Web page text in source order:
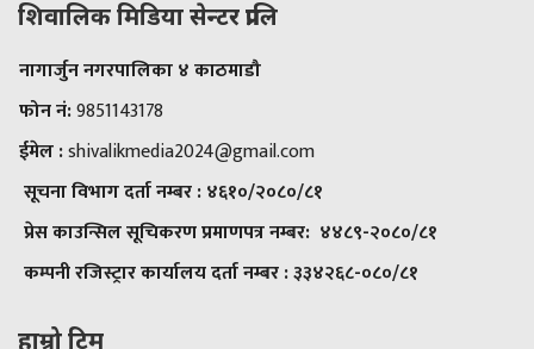
शिवालिक मिडिया सेन्टर प्रालि
नागार्जुन नगरपालिका ४ काठमाडौ
फोन नं:9851143178
ईमेल :shivalikmedia2024@gmail.com
सूचना विभाग दर्ता नम्बर :४६१०/२०८०/८१
प्रेस काउन्सिल सूचिकरण प्रमाणपत्र नम्बर: ४४८९-२०८०/८१
कम्पनी रजिस्ट्रार कार्यालय दर्ता नम्बर :३३४२६८-०८०/८१
हाम्रो टिम